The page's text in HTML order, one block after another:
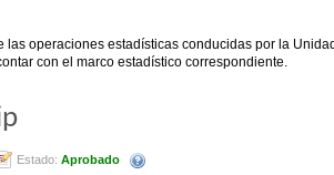
las operaciones estadísticas conducidas por la
con el marco estadístico correspondiente.
Estado: Aprobado